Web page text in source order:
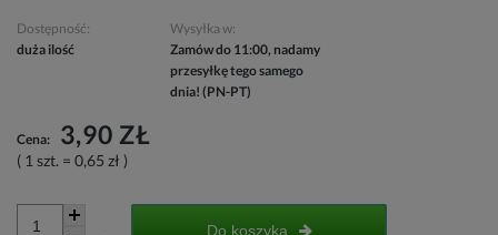
Dostępność:
duża ilość
Wysyłka w:
Zamów do 11:00, nadamy
przesyłkę tego samego
dnia! (PN-PT)
Cena: 3,90 ZŁ
( 1 szt. = 0,65 zł )
Do koszyka